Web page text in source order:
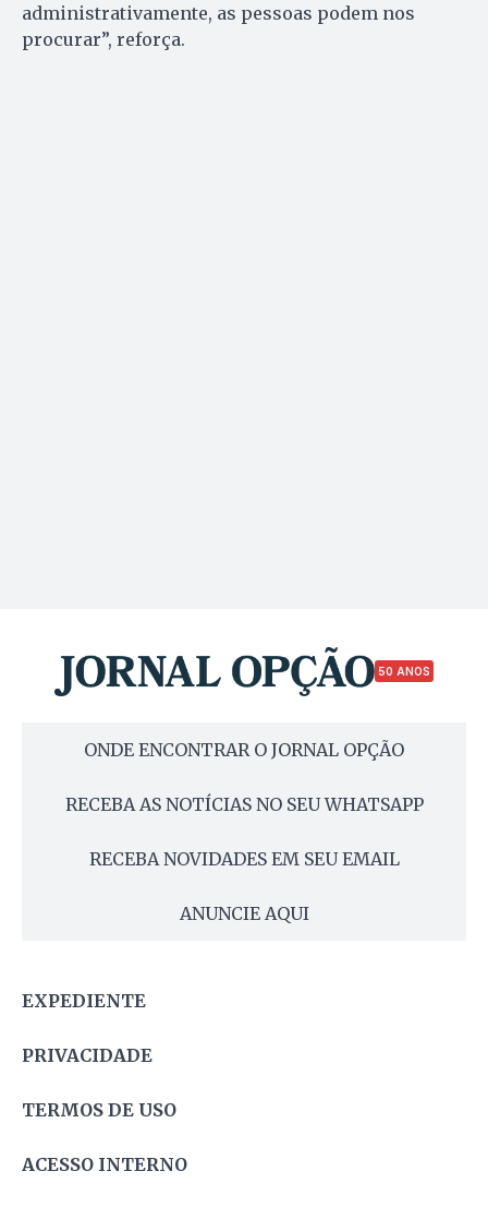
administrativamente, as pessoas podem nos
procurar”, reforça.
50 ANOS
ONDE ENCONTRAR O JORNAL OPÇÃO
RECEBA AS NOTÍCIAS NO SEU WHATSAPP
RECEBA NOVIDADES EM SEU EMAIL
ANUNCIE AQUI
EXPEDIENTE
PRIVACIDADE
TERMOS DE USO
ACESSO INTERNO